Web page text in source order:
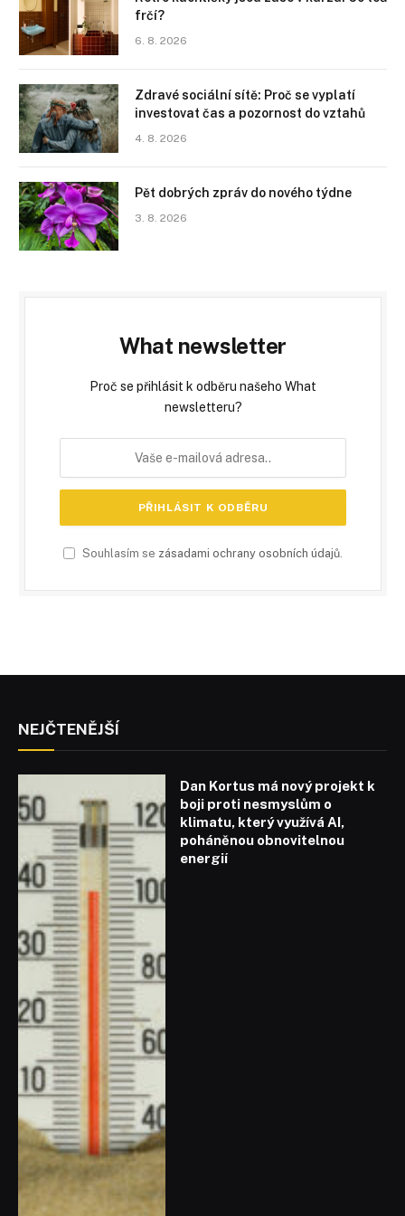
frčí?
6. 8. 2026
Zdravé sociální sítě: Proč se vyplatí
investovat čas a pozornost do vztahů
4. 8. 2026
Pět dobrých zpráv do nového týdne
3. 8. 2026
What newsletter
Proč se přihlásit k odběru našeho What
newsletteru?
Souhlasím se zásadami ochrany osobních údajů
NEJČTENĚJŠÍ
Dan Kortus má nový projekt k
boji proti nesmyslům o
klimatu, který využívá AI,
poháněnou obnovitelnou
energií